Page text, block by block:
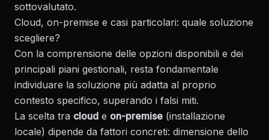
sottovalutato.
Cloud, on-premise e casi particolari: quale soluzione
scegliere?
Con la comprensione delle opzioni disponibili e dei
principali piani gestionali, resta fondamentale
individuare la soluzione più adatta al proprio
contesto specifico, superando i falsi miti.
La scelta tra cloud e on-premise (installazione
locale) dipende da fattori concreti: dimensione dello